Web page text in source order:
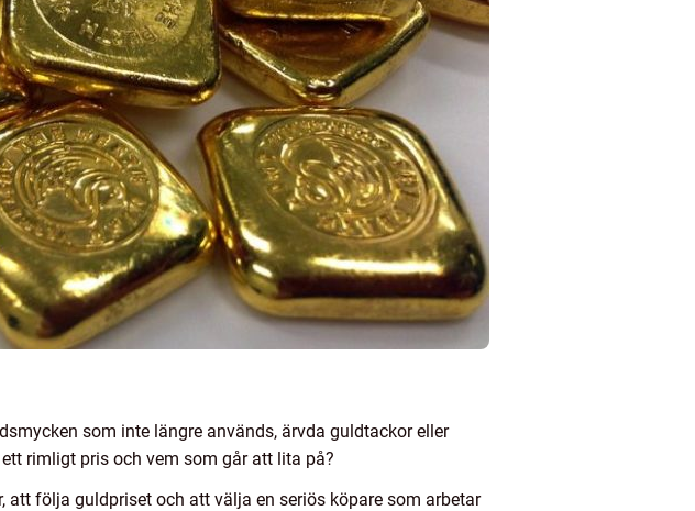
som inte längre används, ärvda guldtackor eller
rimligt pris och vem som går att lita på?
följa guldpriset och att välja en seriös köpare som arbetar